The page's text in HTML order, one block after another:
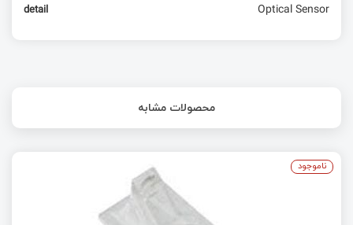
detail Optical Sensor
محصولات مشابه
ناموجود